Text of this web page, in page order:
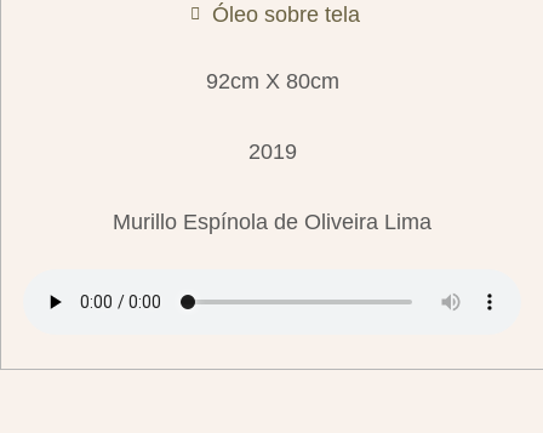
Óleo sobre tela
92cm X 80cm
2019
Murillo Espínola de Oliveira Lima